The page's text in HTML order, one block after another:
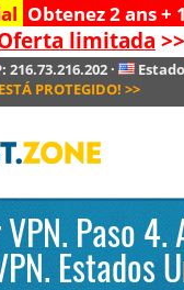
Obtenez 2 ans +
limitada >>
216.73.216.202·
PROTEGIDO! >>
VPN. Paso 4.
Estados